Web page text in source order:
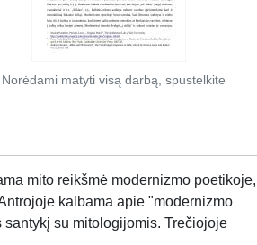
matyti visą darbą, spustelkite
mito reikšmė modernizmo poetikoje,
kalbama apie "modernizmo
su mitologijomis. Trečiojoje